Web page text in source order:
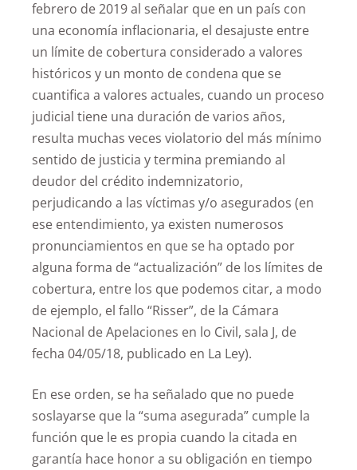
febrero de 2019 al señalar que en un país con
una economía inflacionaria, el desajuste entre
un límite de cobertura considerado a valores
históricos y un monto de condena que se
cuantifica a valores actuales, cuando un proceso
judicial tiene una duración de varios años,
resulta muchas veces violatorio del más mínimo
sentido de justicia y termina premiando al
deudor del crédito indemnizatorio,
perjudicando a las víctimas y/o asegurados (en
ese entendimiento, ya existen numerosos
pronunciamientos en que se ha optado por
alguna forma de “actualización” de los límites de
cobertura, entre los que podemos citar, a modo
de ejemplo, el fallo “Risser”, de la Cámara
Nacional de Apelaciones en lo Civil, sala J, de
fecha 04/05/18, publicado en La Ley).
En ese orden, se ha señalado que no puede
soslayarse que la “suma asegurada” cumple la
función que le es propia cuando la citada en
garantía hace honor a su obligación en tiempo